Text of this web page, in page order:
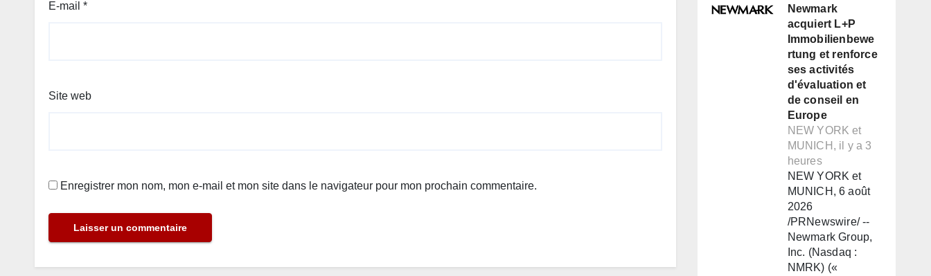
E-mail *
Site web
Enregistrer mon nom, mon e-mail et mon site dans le navigateur pour mon prochain commentaire.
Newmark
acquiert L+P
Immobilienbewe
rtung et renforce
ses activités
d'évaluation et
de conseil en
Europe
NEW YORK et
MUNICH, il y a 3
heures
NEW YORK et
MUNICH, 6 août
2026
/PRNewswire/ --
Newmark Group,
Inc. (Nasdaq :
NMRK) («